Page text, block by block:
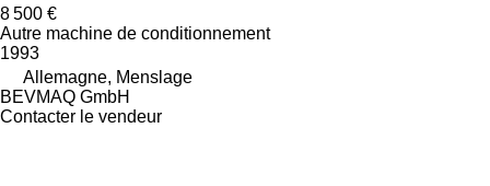
8 500 €
Autre machine de conditionnement
1993
Allemagne, Menslage
BEVMAQ GmbH
Contacter le vendeur